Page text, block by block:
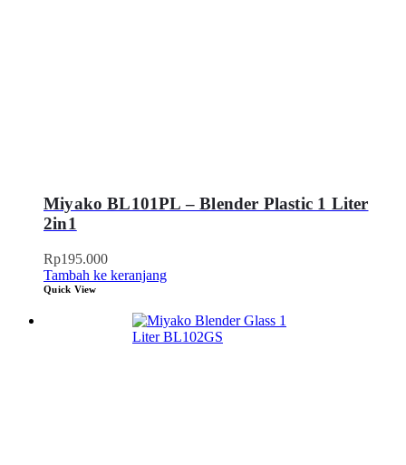
Miyako BL101PL – Blender Plastic 1 Liter
2in1
Rp195.000
Tambah ke keranjang
Quick View